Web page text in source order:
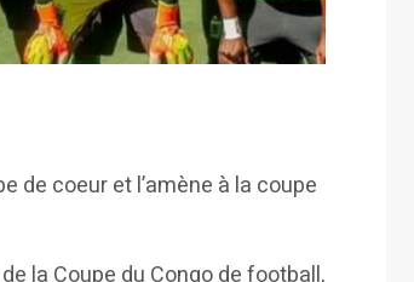
de coeur et l’amène à la coupe
la Coupe du Congo de football,